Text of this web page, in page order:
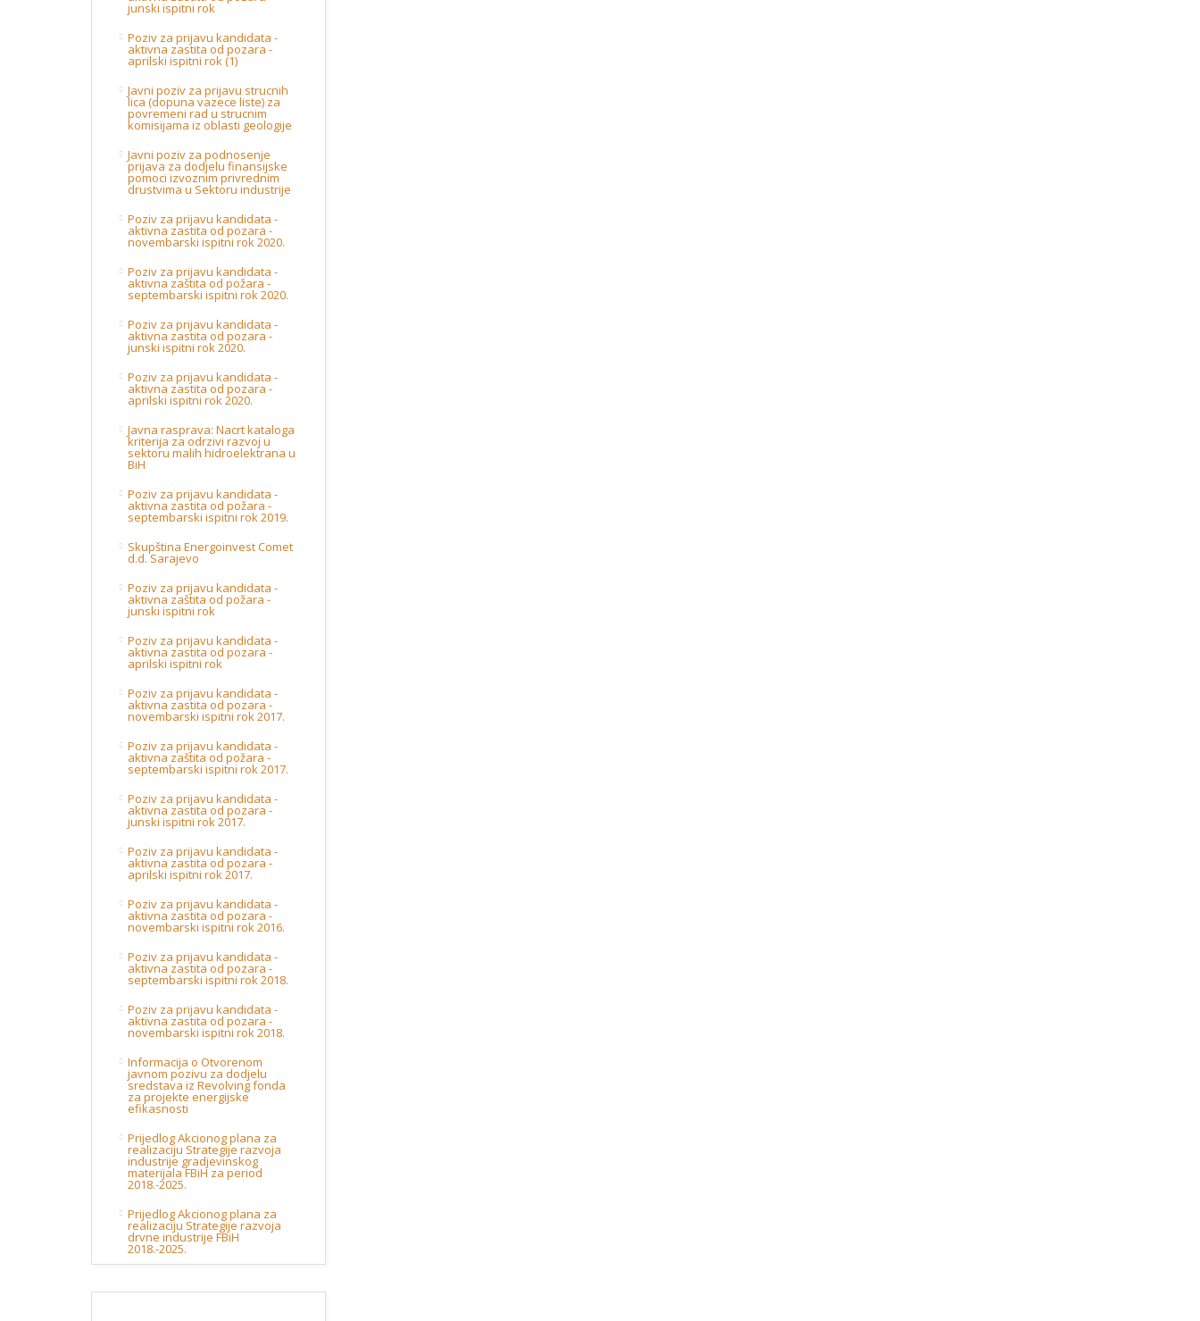
junski ispitni rok
Poziv za prijavu kandidata -
aktivna zastita od pozara -
aprilski ispitni rok (1)
Javni poziv za prijavu strucnih
lica (dopuna vazece liste) za
povremeni rad u strucnim
komisijama iz oblasti geologije
Javni poziv za podnosenje
prijava za dodjelu finansijske
pomoci izvoznim privrednim
drustvima u Sektoru industrije
Poziv za prijavu kandidata -
aktivna zastita od pozara -
novembarski ispitni rok 2020.
Poziv za prijavu kandidata -
aktivna zaštita od požara -
septembarski ispitni rok 2020.
Poziv za prijavu kandidata -
aktivna zastita od pozara -
junski ispitni rok 2020.
Poziv za prijavu kandidata -
aktivna zastita od pozara -
aprilski ispitni rok 2020.
Javna rasprava: Nacrt kataloga
kriterija za odrzivi razvoj u
sektoru malih hidroelektrana u
BiH
Poziv za prijavu kandidata -
aktivna zastita od požara -
septembarski ispitni rok 2019.
Skupština Energoinvest Comet
d.d. Sarajevo
Poziv za prijavu kandidata -
aktivna zaštita od požara -
junski ispitni rok
Poziv za prijavu kandidata -
aktivna zastita od pozara -
aprilski ispitni rok
Poziv za prijavu kandidata -
aktivna zastita od pozara -
novembarski ispitni rok 2017.
Poziv za prijavu kandidata -
aktivna zaštita od požara -
septembarski ispitni rok 2017.
Poziv za prijavu kandidata -
aktivna zastita od pozara -
junski ispitni rok 2017.
Poziv za prijavu kandidata -
aktivna zastita od pozara -
aprilski ispitni rok 2017.
Poziv za prijavu kandidata -
aktivna zastita od pozara -
novembarski ispitni rok 2016.
Poziv za prijavu kandidata -
aktivna zastita od pozara -
septembarski ispitni rok 2018.
Poziv za prijavu kandidata -
aktivna zastita od pozara -
novembarski ispitni rok 2018.
Informacija o Otvorenom
javnom pozivu za dodjelu
sredstava iz Revolving fonda
za projekte energijske
efikasnosti
Prijedlog Akcionog plana za
realizaciju Strategije razvoja
industrije gradjevinskog
materijala FBiH za period
2018.-2025.
Prijedlog Akcionog plana za
realizaciju Strategije razvoja
drvne industrije FBiH
2018.-2025.